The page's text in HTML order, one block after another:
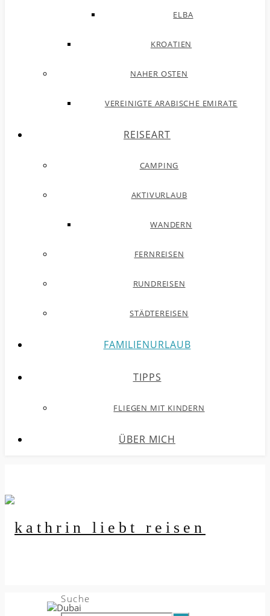
ELBA
KROATIEN
NAHER OSTEN
VEREINIGTE ARABISCHE EMIRATE
REISEART
CAMPING
AKTIVURLAUB
WANDERN
FERNREISEN
RUNDREISEN
STÄDTEREISEN
FAMILIENURLAUB
TIPPS
FLIEGEN MIT KINDERN
ÜBER MICH
Suche